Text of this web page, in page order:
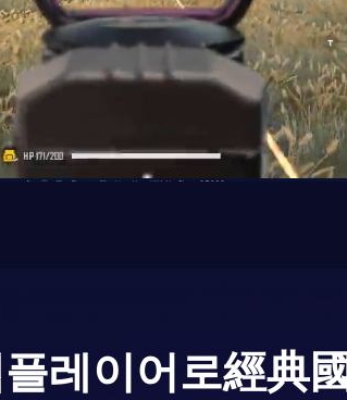
레이어로經典